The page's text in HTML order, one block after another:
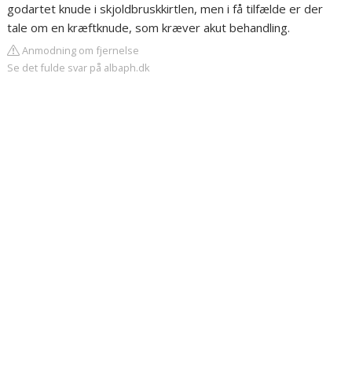
godartet knude i skjoldbruskkirtlen, men i få tilfælde er der
tale om en kræftknude, som kræver akut behandling.
Anmodning om fjernelse
Se det fulde svar på albaph.dk